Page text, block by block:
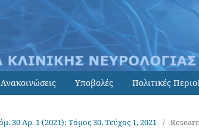
Ανακοινώσεις Υποβολές Πολιτικές
30 Αρ. 1 (2021): Τόμος 30, Τεύχος 1, 2021 /